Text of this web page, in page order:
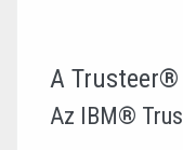
A
Az IBM®